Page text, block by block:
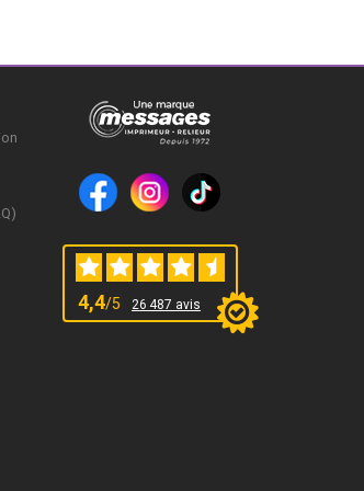
4,4/5 26 487 avis